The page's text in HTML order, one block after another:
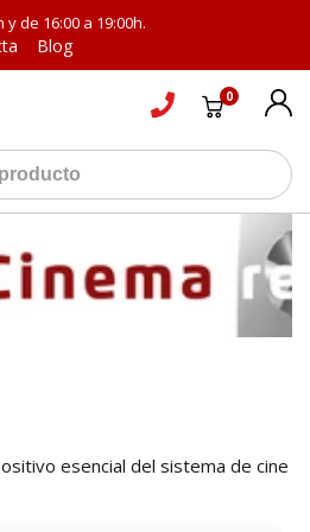
y de 16:00 a 19:00h.
Blog
0
esencial del sistema de cine
especialistas en sonido